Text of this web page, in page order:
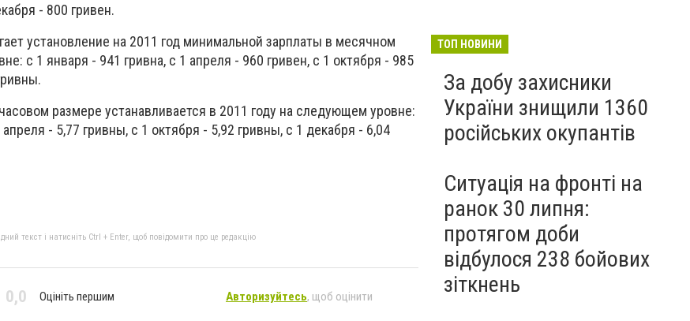
- 800 гривен.
установление на 2011 год минимальной зарплаты в месячном
с 1 января - 941 гривна, с 1 апреля - 960 гривен, с 1 октября - 985
размере устанавливается в 2011 году на следующем уровне:
- 5,77 гривны, с 1 октября - 5,92 гривны, с 1 декабря - 6,04
текст і натисніть Ctrl + Enter, щоб повідомити про це редакцію
0,0 Оцініть першим Авторизуйтесь, щоб оцінити
на Донеччині,- ВІДЕО
ТОП НОВИНИ
За добу захисники
України знищили 1360
російських окупантів
Ситуація на фронті на
ранок 30 липня:
протягом доби
відбулося 238 бойових
зіткнень